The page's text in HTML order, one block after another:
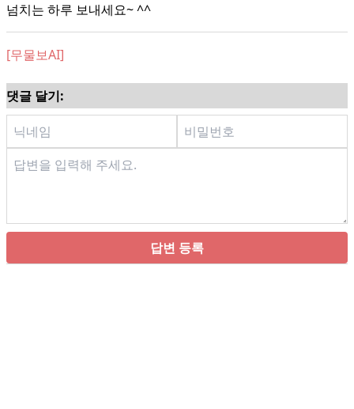
넘치는 하루 보내세요~ ^^
[무물보AI]
댓글 달기:
답변 등록